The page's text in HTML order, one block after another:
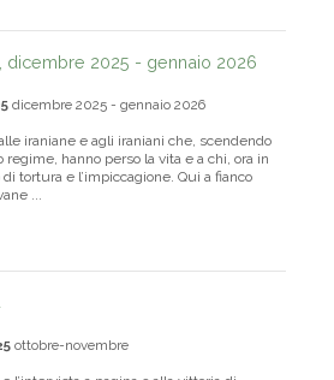
dicembre 2025 - gennaio 2026
dicembre 2025 - gennaio 2026
iraniane e agli iraniani che, scendendo
regime, hanno perso la vita e a chi, ora in
tortura e l’impiccagione. Qui a fianco
...
ottobre-novembre